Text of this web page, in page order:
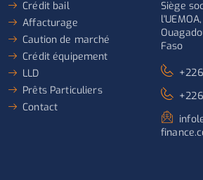
Crédit bail
Affacturage
Caution de marché
Crédit équipement
LLD
Prêts Particuliers
Contact
Siège
Faso